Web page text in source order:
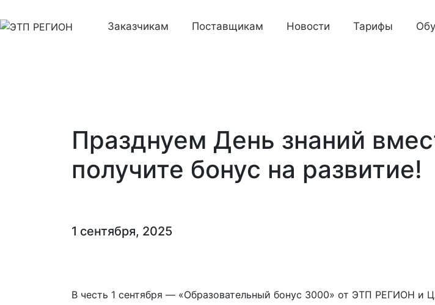
Заказчикам Поставщикам Новости Тарифы
Празднуем День знаний
получите бонус на развитие!
1 сентября, 2025
В честь 1 сентября — «Образовательный бонус 3000» от ЭТП РЕГИОН и